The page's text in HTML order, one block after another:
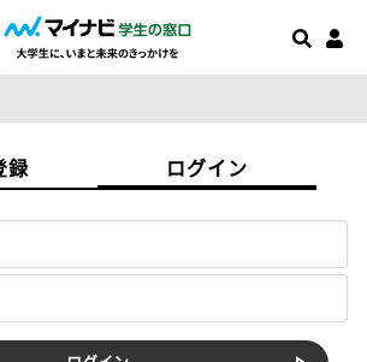
録 ログイン